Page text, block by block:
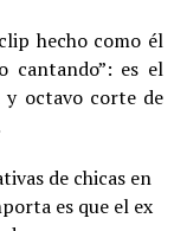
hecho como él
cantando”: es el
octavo corte de
de chicas en
es que el ex